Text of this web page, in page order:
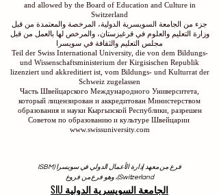
Part of the Swiss International University SIU which is Licensed
and accredited by the KG Ministry of Education and Science
and allowed by the Board of Education and Culture in
Switzerland
جزء من الجامعة السويسرية الدولية، المرخصة والمعتمدة من قبل
وزارة التعليم والعلوم في قرغيزستان، والمرخص لها بالعمل من قبل
مجلس التعليم والثقافة في سويسرا
Teil der Swiss International University, die von dem Bildungs-
und Wissenschaftsministerium der Kirgisischen Republik
lizenziert und akkreditiert ist, vom Bildungs- und Kulturrat der
Schweiz zugelassen
Часть Швейцарского Международного Университета,
который лицензирован и аккредитован Министерством
образования и науки Кыргызской Республики, разрешен
فرع من معهد إدارة الأعمال الدولي في سويسرا (ISBM